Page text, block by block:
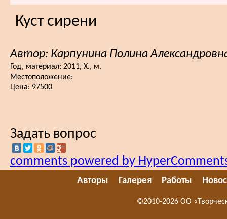
Куст сирени
Автор: Карпунина Полина
Год, материал: 2011, Х., м.
Местоположение:
Цена: 97500
Задать вопрос
comments powered by
Авторы Галерея Работы
©2010-2026 ОО